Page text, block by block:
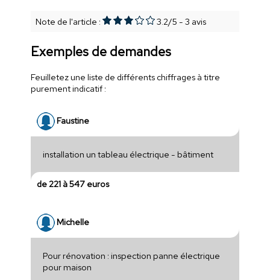
Note de l'article : 3.2/5 - 3 avis
Exemples de demandes
Feuilletez une liste de différents chiffrages à titre
purement indicatif :
Faustine
installation un tableau électrique - bâtiment
de 221 à 547 euros
Michelle
Pour rénovation : inspection panne électrique
pour maison